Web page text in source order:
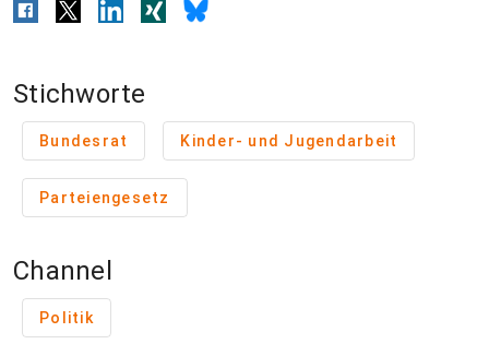
Stichworte
Bundesrat Kinder- und Jugendarbeit
Parteiengesetz
Channel
Politik